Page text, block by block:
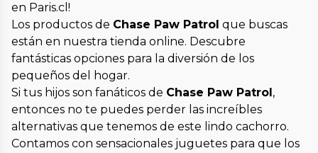
en Paris.cl!
Los productos de Chase Paw Patrol que buscas
están en nuestra tienda online. Descubre
fantásticas opciones para la diversión de los
pequeños del hogar.
Si tus hijos son fanáticos de Chase Paw Patrol,
entonces no te puedes perder las increíbles
alternativas que tenemos de este lindo cachorro.
Contamos con sensacionales juguetes para que los